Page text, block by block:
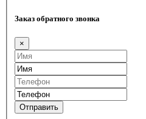
Заказ обратного звонка
×
Отправить